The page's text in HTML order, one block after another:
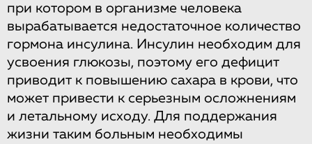
при котором в организме человека
вырабатывается недостаточное количество
гормона инсулина. Инсулин необходим для
усвоения глюкозы, поэтому его дефицит
приводит к повышению сахара в крови, что
может привести к серьезным осложнениям
и летальному исходу. Для поддержания
жизни таким больным необходимы